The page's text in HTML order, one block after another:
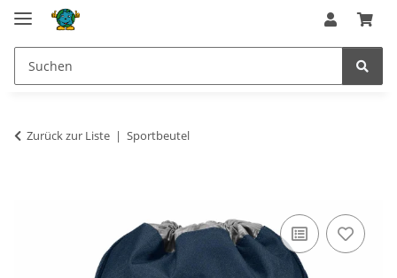
Zurück zur Liste Sportbeutel